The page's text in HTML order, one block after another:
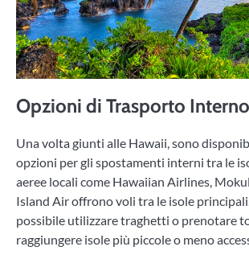
Opzioni di Trasporto
Una volta giunti alle Hawaii, sono
opzioni per gli spostamenti interni tra le
aeree locali come Hawaiian Airlines,
Island Air offrono voli tra le isole
possibile utilizzare traghetti o prenotare
raggiungere isole più piccole o meno